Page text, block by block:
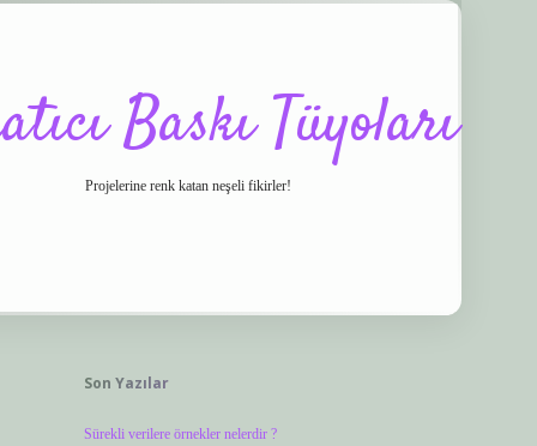
Baskı Tüyoları
Projelerine renk katan neşeli fikirler!
Son Yazılar
Sürekli verilere örnekler nelerdir ?